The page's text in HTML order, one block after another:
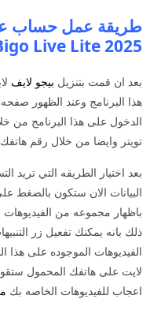
طريقة عمل حساب
Live Lite 2025
بعد ان قمت بتنزيل بيجو لايف
هذا البرنامج وعند الظهور
الدخول على هذا البرنامج من
تويتر وايضا من خلال رقم
بعد اختيار الطريقه التي تريد
البيانات الان ستكون بالضغط
باظهار مجموعه من
ذلك بانه يمكنك تفعيل زر
الفيديوهات الموجوده على هذا
لايت على هاتفك المحمول
اعجاب للفيديوهات الخاصه بك